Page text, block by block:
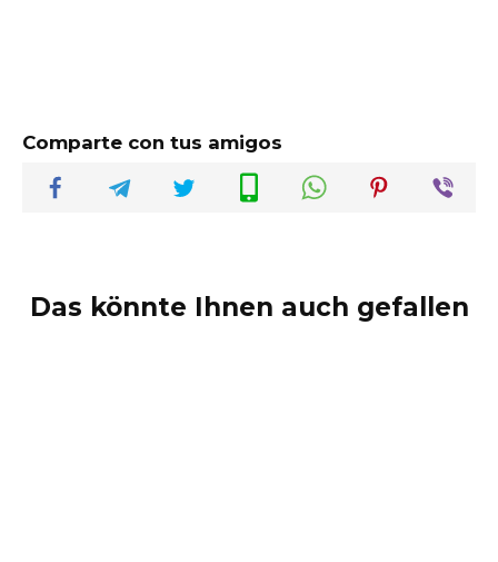
Comparte con tus amigos
Das könnte Ihnen auch gefallen